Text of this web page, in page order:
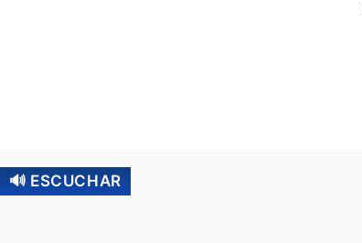
🔊 ESCUCHAR